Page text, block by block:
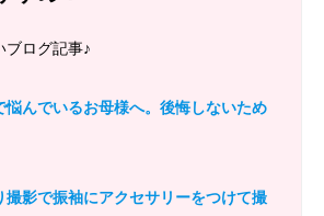
ブログ記事♪
悩んでいるお母様へ。後悔しないため
撮影で振袖にアクセサリーをつけて撮